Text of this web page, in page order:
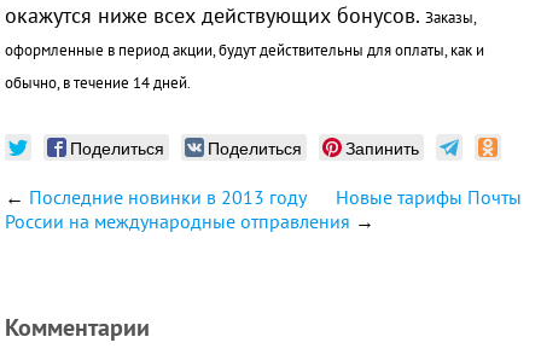
окажутся ниже всех действующих бонусов.Заказы,
оформленные в период акции, будут действительны для оплаты, как и
обычно, в течение 14 дней.
Поделиться Поделиться Запинить
← Последние новинки в 2013 году
Новые тарифы Почты
России на международные отправления →
Комментарии